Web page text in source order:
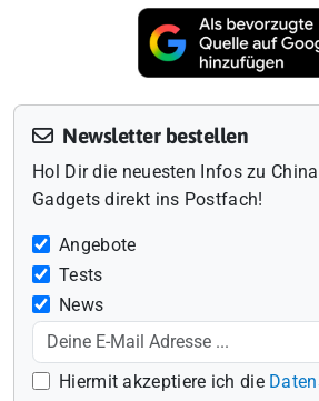
Newsletter bestellen
Hol Dir die neuesten Infos zu
Gadgets direkt ins Postfach!
Angebote
Tests
News
Hiermit akzeptiere ich die